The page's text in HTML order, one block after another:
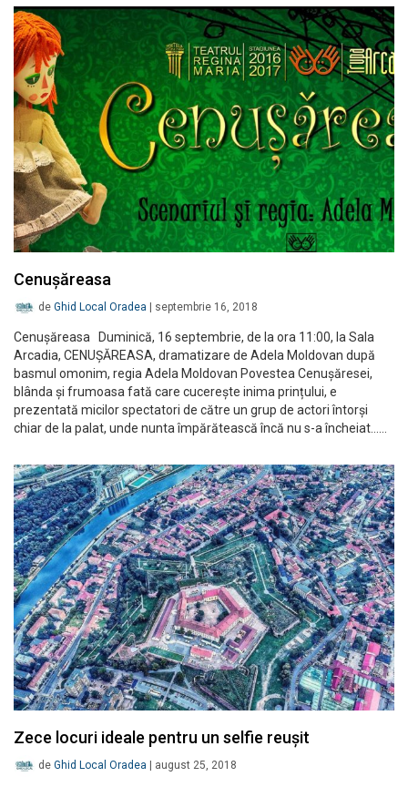
Cenușăreasa
de Ghid Local Oradea septembrie 16, 2018
Cenușăreasa Duminică, 16 septembrie, de la ora 11:00, la Sala
Arcadia, CENUȘĂREASA, dramatizare de Adela Moldovan după
basmul omonim, regia Adela Moldovan Povestea Cenușăresei,
blânda și frumoasa fată care cucerește inima prințului, e
prezentată micilor spectatori de către un grup de actori întorși
chiar de la palat, unde nunta împărătească încă nu s-a încheiat……
Zece locuri ideale pentru un selfie reușit
de Ghid Local Oradea august 25, 2018